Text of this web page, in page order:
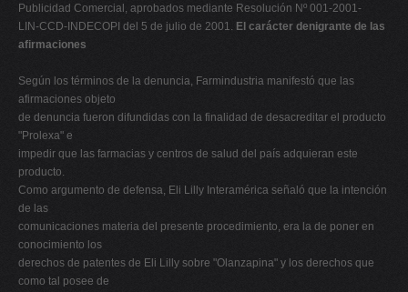
Publicidad Comercial, aprobados mediante Resolución Nº 001-2001-
LIN-CCD-INDECOPI del 5 de julio de 2001. El carácter denigrante de las
afirmaciones
Según los términos de la denuncia, Farmindustria manifestó que las
afirmaciones objeto
de denuncia fueron difundidas con la finalidad de desacreditar el producto
"Prolexa" e
impedir que las farmacias y centros de salud del país adquieran este
producto.
Como argumento de defensa, Eli Lilly Interamérica señaló que la intención
de las
comunicaciones materia del presente procedimiento, era la de poner en
conocimiento los
derechos de patentes de Eli Lilly sobre "Olanzapina" y los derechos que
como tal posee de